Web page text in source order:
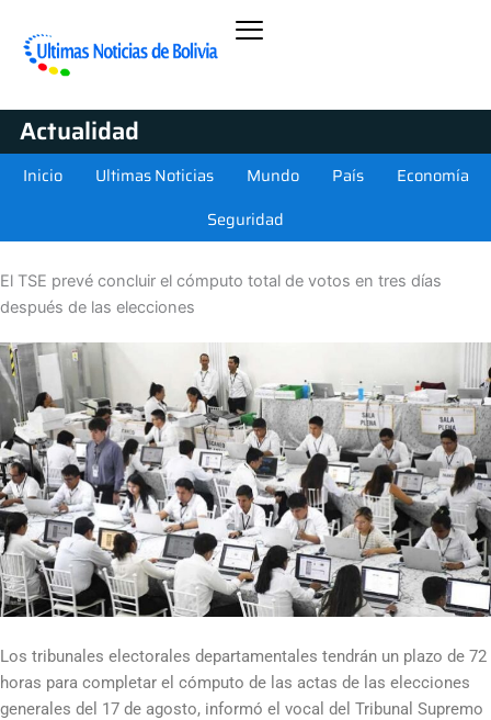
Actualidad
Inicio Ultimas Noticias Mundo País
Economía
Seguridad
El TSE prevé concluir el cómputo total de votos en tres días
después de las elecciones
Los tribunales electorales departamentales tendrán un plazo de 72
horas para completar el cómputo de las actas de las elecciones
generales del 17 de agosto, informó el vocal del Tribunal Supremo